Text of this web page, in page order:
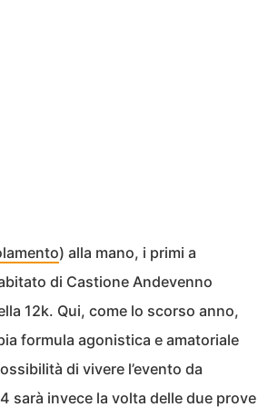
) alla mano, i primi a
di Castione Andevenno
12k. Qui, come lo scorso anno,
formula agonistica e amatoriale
di vivere l’evento da
sarà invece la volta delle due prove